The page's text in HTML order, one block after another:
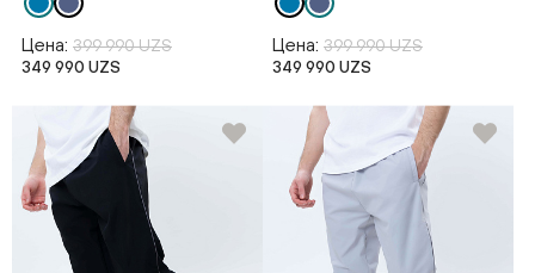
Цена: 399 990 UZS
349 990 UZS
Цена: 399 990 UZS
349 990 UZS